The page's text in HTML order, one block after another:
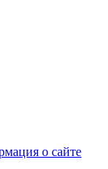
о сайте